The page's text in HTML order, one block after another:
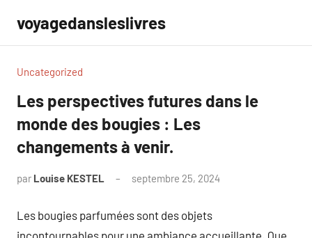
contenu
voyagedansleslivres
Uncategorized
Les perspectives futures dans le
monde des bougies : Les
changements à venir.
par Louise KESTEL septembre 25, 2024
Les bougies parfumées sont des objets
incontournables pour une ambiance accueillante. Que